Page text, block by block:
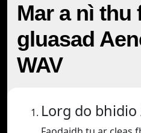
Mar a nì thu
gluasad
WAV
Lorg do